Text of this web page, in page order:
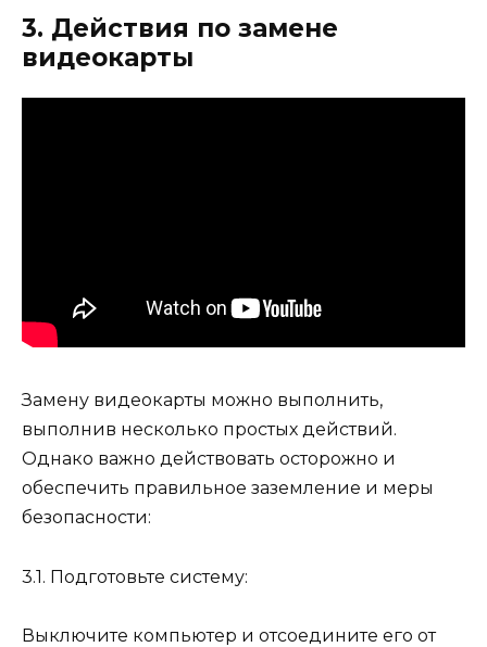
3. Действия по замене
видеокарты
Замену видеокарты можно выполнить,
выполнив несколько простых действий.
Однако важно действовать осторожно и
обеспечить правильное заземление и меры
безопасности:
3.1. Подготовьте систему:
Выключите компьютер и отсоедините его от